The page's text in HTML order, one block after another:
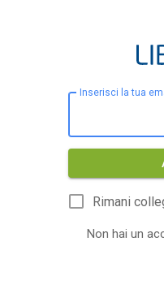
Inserisci la tua
Rimani
Non hai un